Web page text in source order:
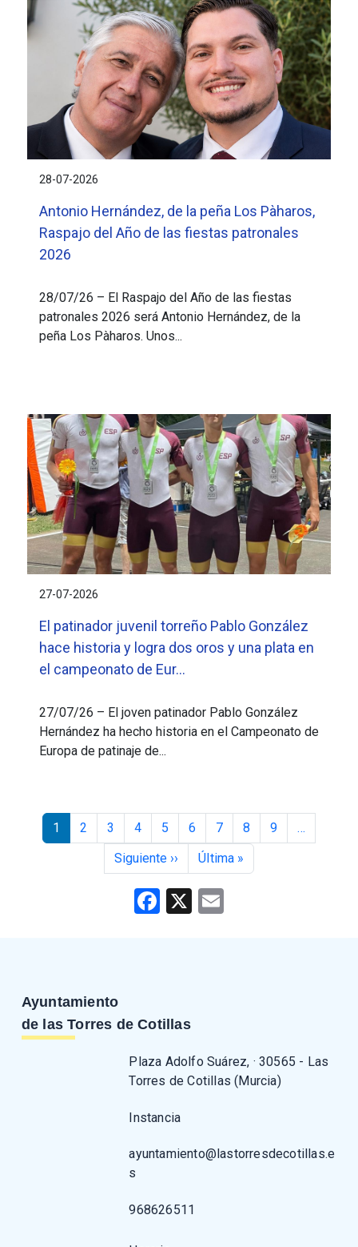
28-07-2026
Antonio Hernández, de la peña Los Pàharos,
Raspajo del Año de las fiestas patronales
2026
28/07/26 – El Raspajo del Año de las fiestas
patronales 2026 será Antonio Hernández, de la
peña Los Pàharos. Unos...
27-07-2026
El patinador juvenil torreño Pablo González
hace historia y logra dos oros y una plata en
el campeonato de Eur...
27/07/26 – El joven patinador Pablo González
Hernández ha hecho historia en el Campeonato de
Europa de patinaje de...
Paginación
1 2 3 4 5 6 7 8 9
…
Siguiente ››Siguiente página
ÚItima »Última página
Facebook
X
Ayuntamiento
de las Torres de Cotillas
Plaza Adolfo Suárez, · 30565 - Las
Torres de Cotillas (Murcia)
Instancia
ayuntamiento@lastorresdecotillas.e
s
968626511